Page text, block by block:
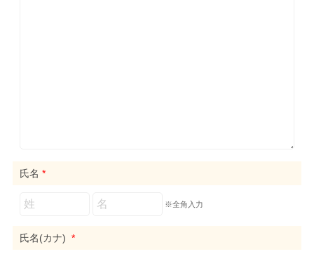
氏名 *
※全角入力
氏名(カナ) *